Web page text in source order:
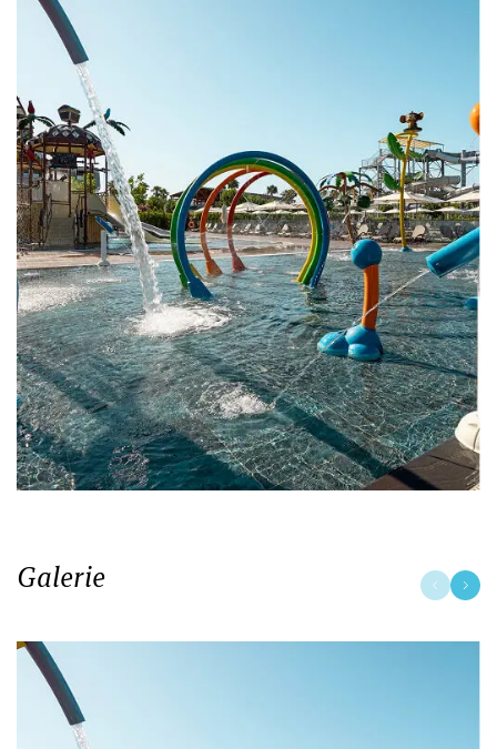
Galerie